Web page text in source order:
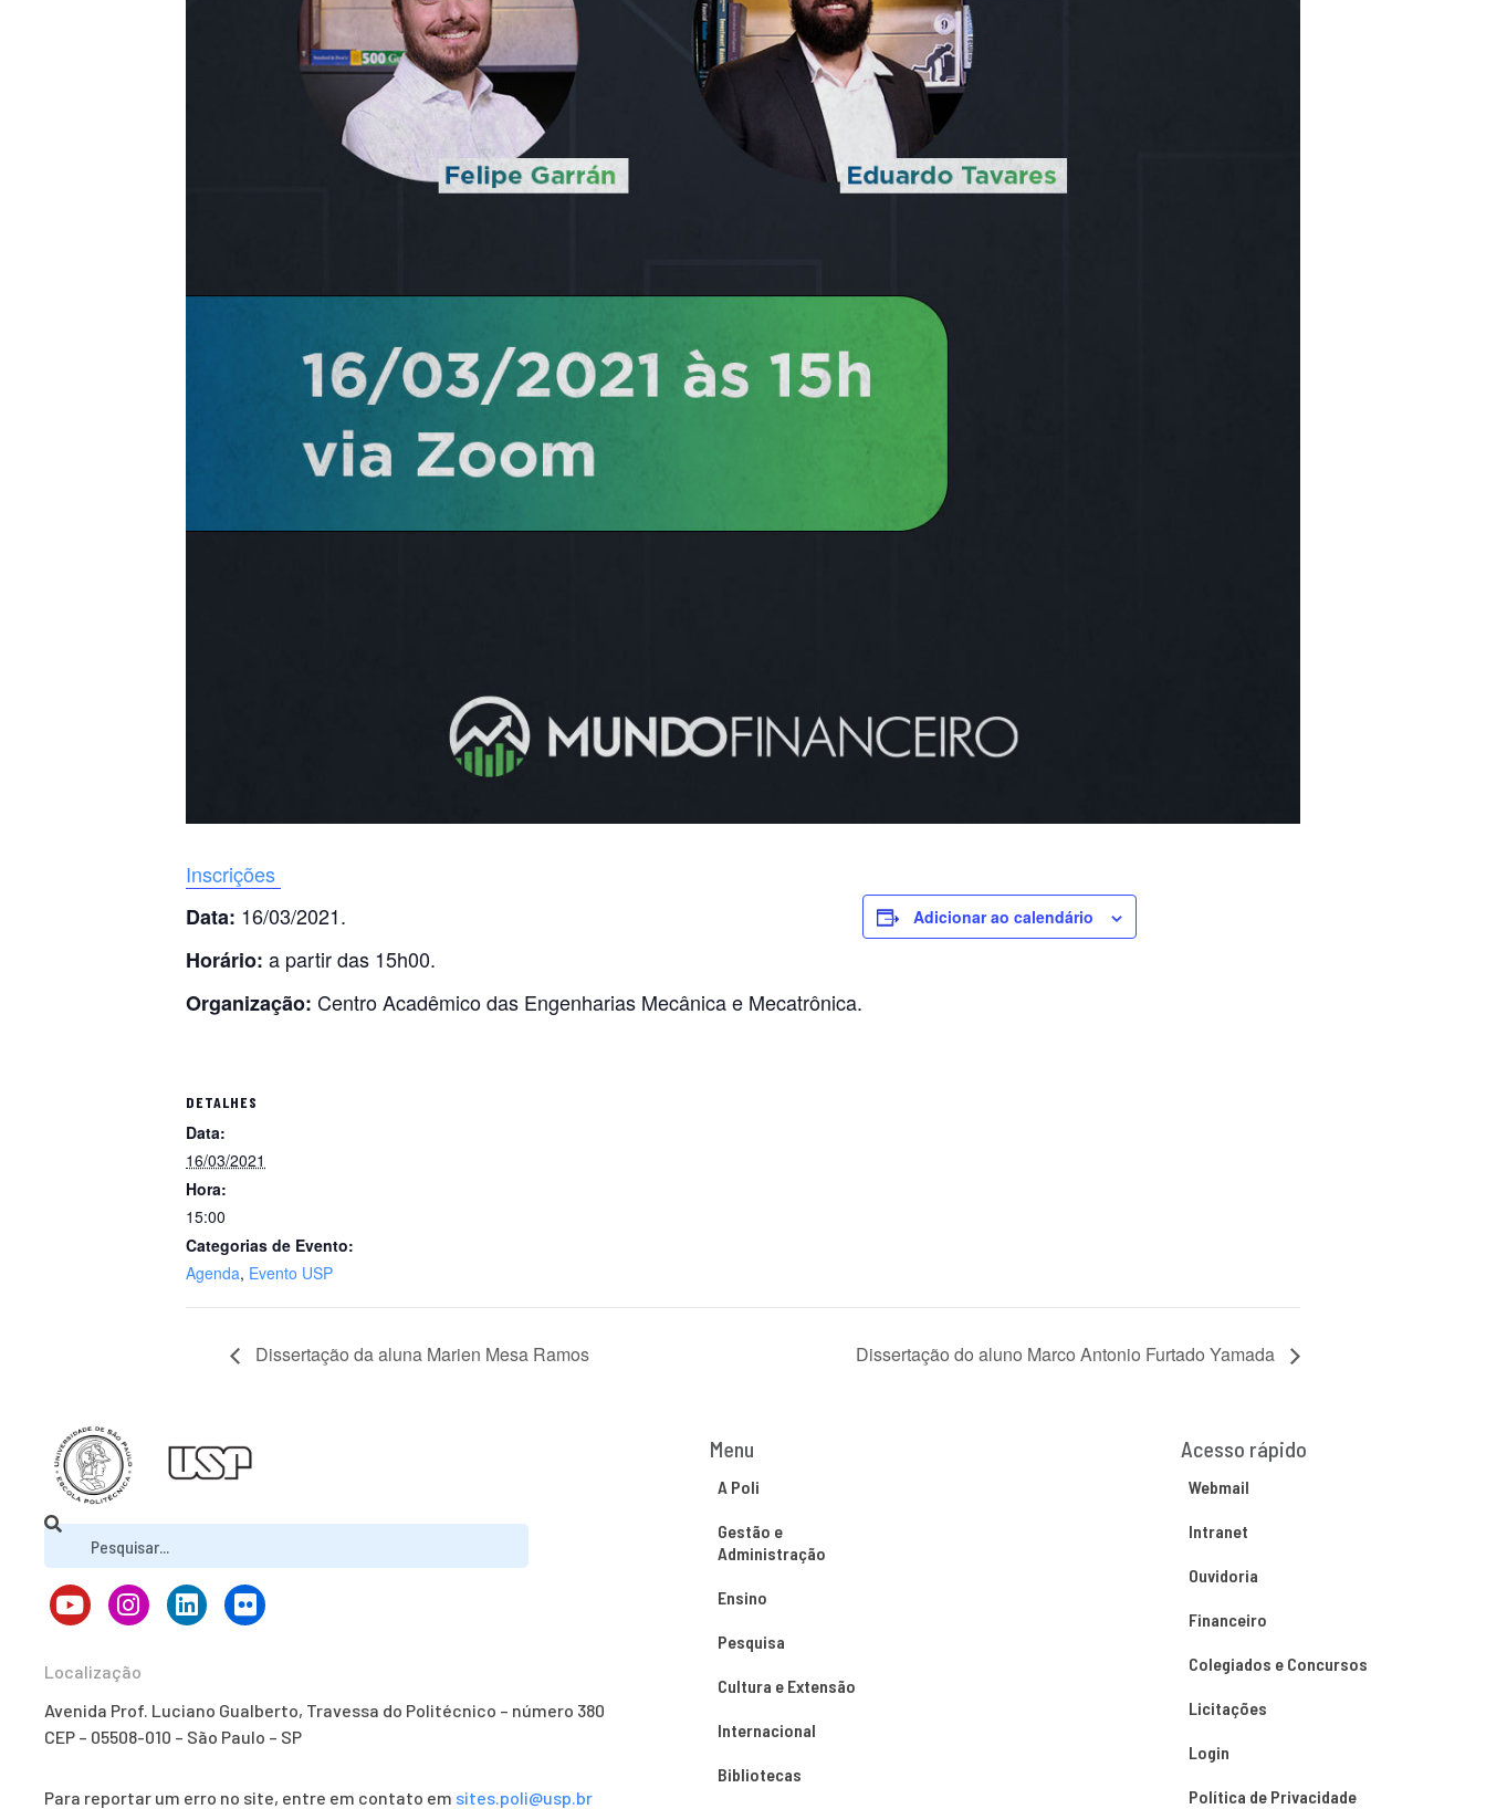
Inscrições
Data: 16/03/2021.
Horário: a partir das 15h00.
Organização: Centro Acadêmico das Engenharias Mecânica e Mecatrônica.
Adicionar ao calendário
DETALHES
Data:
16/03/2021
Hora:
15:00
Categorias de Evento:
Agenda, Evento USP
Dissertação da aluna Marien Mesa Ramos Dissertação do aluno Marco Antonio Furtado Yamada
Localização
Avenida Prof. Luciano Gualberto, Travessa do Politécnico – número 380
CEP – 05508-010 – São Paulo – SP
Para reportar um erro no site, entre em contato em sites.poli@usp.br
Menu
A Poli
Gestão e
Administração
Ensino
Pesquisa
Cultura e Extensão
Internacional
Bibliotecas
Acesso rápido
Webmail
Intranet
Ouvidoria
Financeiro
Colegiados e Concursos
Licitações
Login
Política de Privacidade